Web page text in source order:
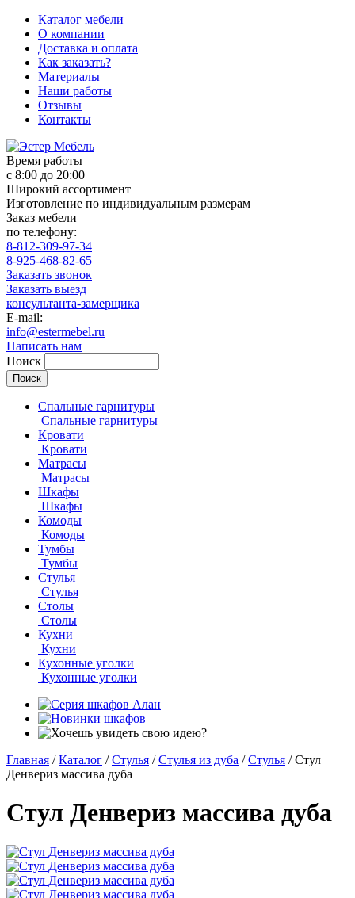
Каталог мебели
О компании
Доставка и оплата
Как заказать?
Материалы
Наши работы
Отзывы
Контакты
Время работы
с 8:00 до 20:00
Широкий ассортимент
Изготовление по индивидуальным размерам
Заказ мебели
по телефону:
8-812-309-97-34
8-925-468-82-65
Заказать звонок
Заказать выезд
консультанта-замерщика
E-mail:
info@estermebel.ru
Написать нам
Поиск
Спальные гарнитуры
Спальные гарнитуры
Кровати
Кровати
Матрасы
Матрасы
Шкафы
Шкафы
Комоды
Комоды
Тумбы
Тумбы
Стулья
Стулья
Столы
Столы
Кухни
Кухни
Кухонные уголки
Кухонные уголки
Главная / Каталог / Стулья / Стулья из дуба / Стулья / Стул
Денвериз массива дуба
Стул Денвериз массива дуба